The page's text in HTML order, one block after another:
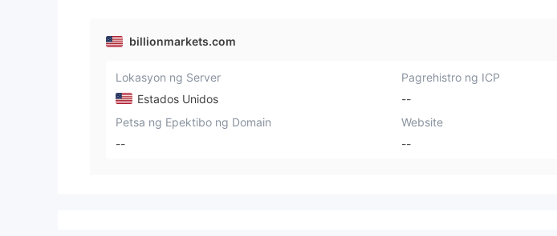
billionmarkets.com
Lokasyon ng Server
Estados Unidos
Pagrehistro ng ICP
--
Petsa ng Epektibo ng Domain
--
Website
--